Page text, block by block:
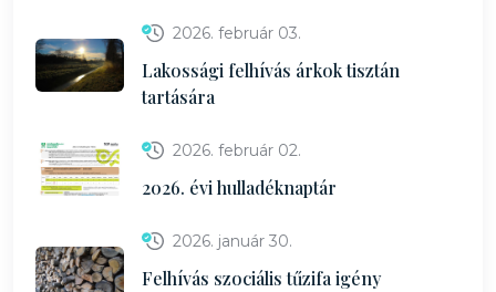
2026. február 03.
Lakossági felhívás árkok tisztán
tartására
2026. február 02.
2026. évi hulladéknaptár
2026. január 30.
Felhívás szociális tűzifa igény